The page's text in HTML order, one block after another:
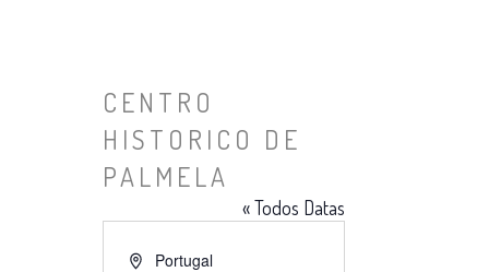
CENTRO
HISTORICO DE
PALMELA
« Todos Datas
Endereço
Portugal